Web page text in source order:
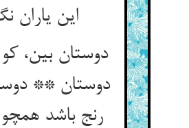
این یاران
دوستان بین،
دوستان **
رنج باشد